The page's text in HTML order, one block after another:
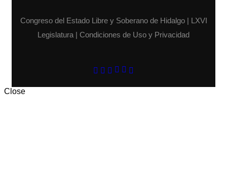
Congreso del Estado Libre y Soberano de Hidalgo | LXVI
Legislatura | Condiciones de Uso y Privacidad
Close